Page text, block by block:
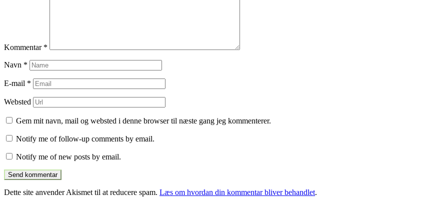
Kommentar *
Navn *
E-mail *
Websted
Gem mit navn, mail og websted i denne browser til næste gang jeg kommenterer.
Notify me of follow-up comments by email.
Notify me of new posts by email.
Dette site anvender Akismet til at reducere spam. Læs om hvordan din kommentar bliver behandlet.